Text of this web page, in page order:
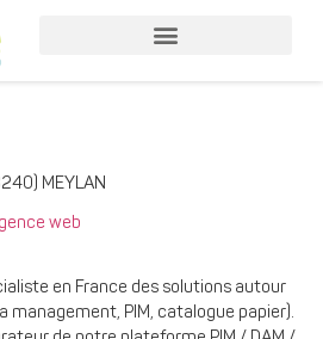
MEYLAN
web
en France des solutions autour
management, PIM, catalogue papier).